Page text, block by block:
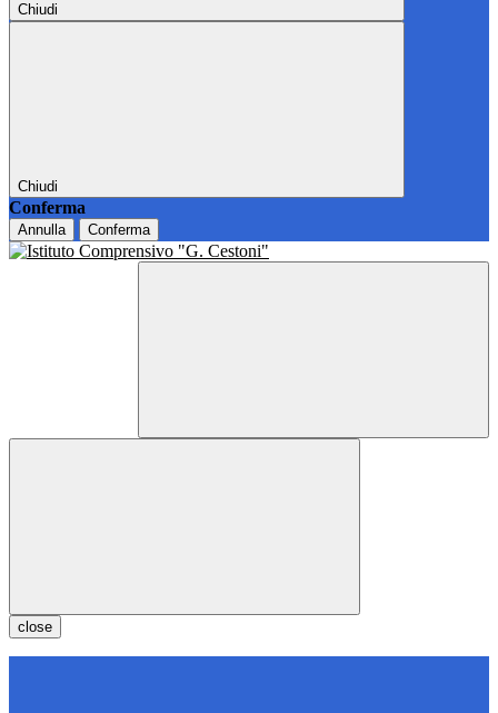
Chiudi
Chiudi
Conferma
Annulla Conferma
close